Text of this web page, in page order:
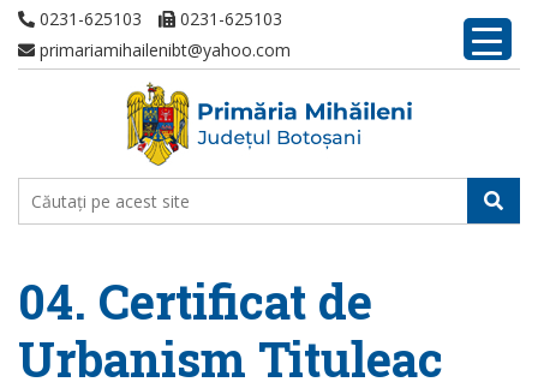
0231-625103
0231-625103
primariamihailenibt@yahoo.com
04. Certificat de
Urbanism Tituleac